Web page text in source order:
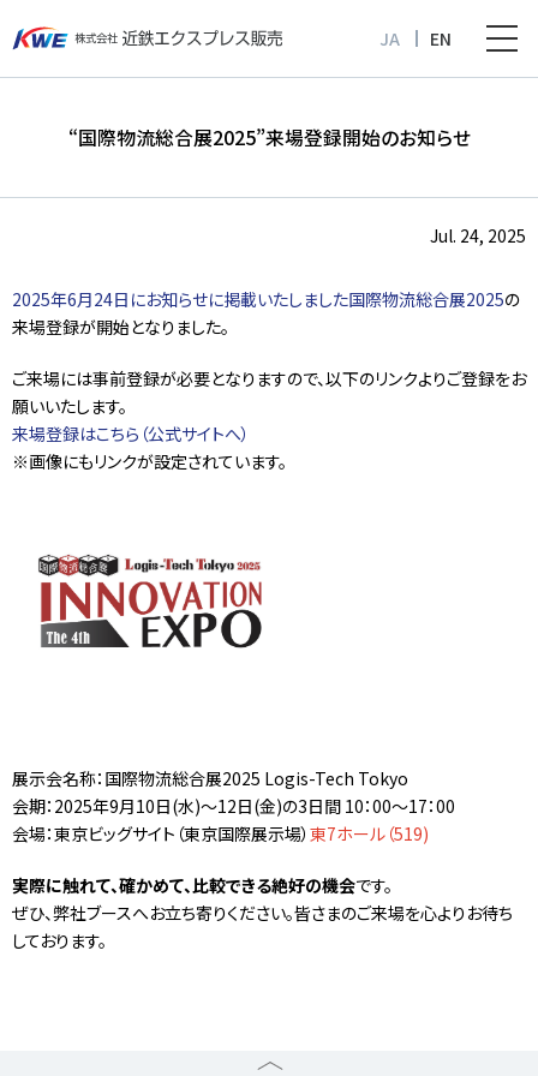
JA EN
“国際物流総合展2025”来場登録開始のお知らせ
Jul. 24, 2025
2025年6月24日にお知らせに掲載いたしました国際物流総合展2025の
来場登録が開始となりました。
ご来場には事前登録が必要となりますので、以下のリンクよりご登録をお
願いいたします。
来場登録はこちら（公式サイトへ）
※画像にもリンクが設定されています。
展示会名称：国際物流総合展2025 Logis-Tech Tokyo
会期：2025年9月10日(水)～12日(金)の3日間 10：00～17：00
会場：東京ビッグサイト（東京国際展示場） 東7ホール（519)
実際に触れて、確かめて、比較できる絶好の機会です。
ぜひ、弊社ブースへお立ち寄りください。皆さまのご来場を心よりお待ち
しております。